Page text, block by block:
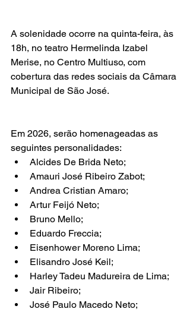
A solenidade ocorre na quinta-feira, às
18h, no teatro Hermelinda Izabel
Merise, no Centro Multiuso, com
cobertura das redes sociais da Câmara
Municipal de São José.
Em 2026, serão homenageadas as
seguintes personalidades:
Alcides De Brida Neto;
Amauri José Ribeiro Zabot;
Andrea Cristian Amaro;
Artur Feijó Neto;
Bruno Mello;
Eduardo Freccia;
Eisenhower Moreno Lima;
Elisandro José Keil;
Harley Tadeu Madureira de Lima;
Jair Ribeiro;
José Paulo Macedo Neto;